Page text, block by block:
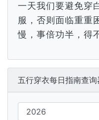
一天我们要避免穿
服，否则面临重重
慢，事倍功半，得
五行穿衣每日指南查